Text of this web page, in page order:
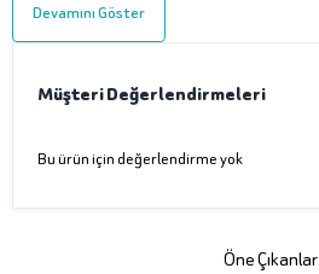
Devamını Göster
Müşteri Değerlendirmeleri
Bu ürün için değerlendirme yok
Öne Çıkanlar